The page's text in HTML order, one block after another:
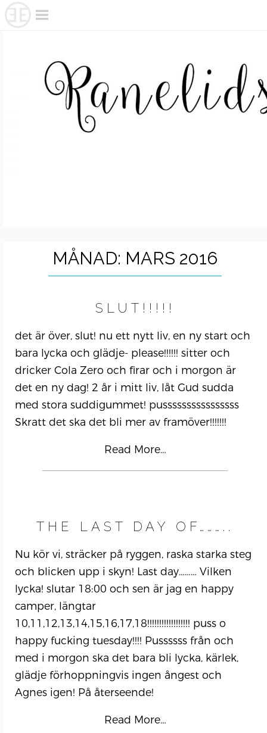
MÅNAD: MARS 2016
SLUT!!!!!
det är över, slut! nu ett nytt liv, en ny start och
bara lycka och glädje- please!!!!!! sitter och
dricker Cola Zero och firar och i morgon är
det en ny dag! 2 år i mitt liv, låt Gud sudda
med stora suddigummet! pussssssssssssssss
Skratt det ska det bli mer av framöver!!!!!!!
Read More…
THE LAST DAY OF………..
Nu kör vi, sträcker på ryggen, raska starka steg
och blicken upp i skyn! Last day……… Vilken
lycka! slutar 18:00 och sen är jag en happy
camper, längtar
10,11,12,13,14,15,16,17,18!!!!!!!!!!!!!!!!!! puss o
happy fucking tuesday!!!! Pussssss från och
med i morgon ska det bara bli lycka, kärlek,
glädje förhoppningvis ingen ångest och
Agnes igen! På återseende!
Read More…